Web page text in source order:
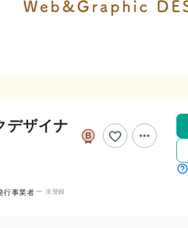
デザイナ
行事業者 未登録